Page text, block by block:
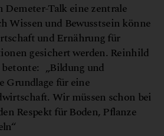
Demeter-Talk eine zentrale
Wissen und Bewusstsein könne
und Ernährung für
gesichert werden. Reinhild
„Bildung und
Grundlage für eine
Wir müssen schon bei
Respekt für Boden, Pflanze